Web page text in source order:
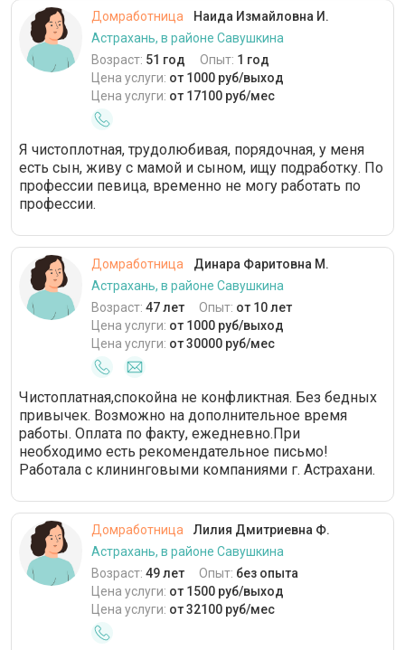
Домработница
Наида Измайловна И.
Астрахань, в районе Савушкина
Возраст: 51 год Опыт: 1 год
Цена услуги: от 1000 руб/выход
Цена услуги: от 17100 руб/мес
Я чистоплотная, трудолюбивая, порядочная, у меня
есть сын, живу с мамой и сыном, ищу подработку. По
профессии певица, временно не могу работать по
профессии.
Домработница
Динара Фаритовна М.
Астрахань, в районе Савушкина
Возраст: 47 лет Опыт: от 10 лет
Цена услуги: от 1000 руб/выход
Цена услуги: от 30000 руб/мес
Чистоплатная,спокойна не конфликтная. Без бедных
привычек. Возможно на дополнительное время
работы. Оплата по факту, ежедневно.При
необходимо есть рекомендательное письмо!
Работала с клининговыми компаниями г. Астрахани.
Домработница
Лилия Дмитриевна Ф.
Астрахань, в районе Савушкина
Возраст: 49 лет Опыт: без опыта
Цена услуги: от 1500 руб/выход
Цена услуги: от 32100 руб/мес